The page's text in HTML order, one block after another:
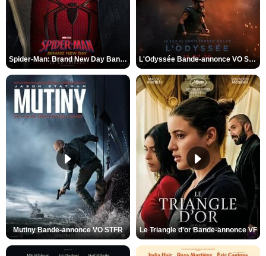
Spider-Man: Brand New Day Bande-annonce VO STFR L'Odyssée Bande-annonce VO STFR
Mutiny Bande-annonce VO STFR Le Triangle d'or Bande-annonce VF